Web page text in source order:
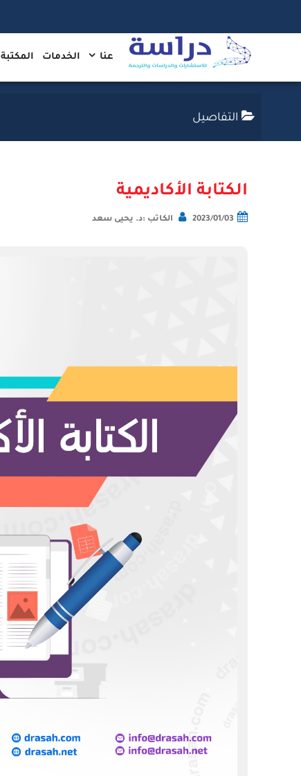
عنا الخدمات المكتبة
التفاصيل
الكتابة الأكاديمية
2023/01/03 الكاتب :د. يحيى سعد